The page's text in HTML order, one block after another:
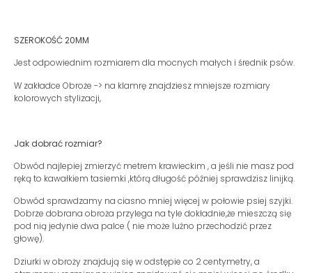
SZEROKOŚĆ 20MM
Jest odpowiednim rozmiarem dla mocnych małych i średnik psów.
W zakładce Obroże -> na klamrę znajdziesz mniejsze rozmiary
kolorowych stylizacji,
Jak dobrać rozmiar?
Obwód najlepiej zmierzyć metrem krawieckim , a jeśli nie masz pod
ręką to kawałkiem tasiemki ,którą długość później sprawdzisz linijką.
Obwód sprawdzamy na ciasno mniej więcej w połowie psiej szyjki.
Dobrze dobrana obroża przylega na tyle dokładnie,że mieszczą się
pod nią jedynie dwa palce ( nie może luźno przechodzić przez
głowę).
Dziurki w obroży znajdują się w odstępie co 2 centymetry, a